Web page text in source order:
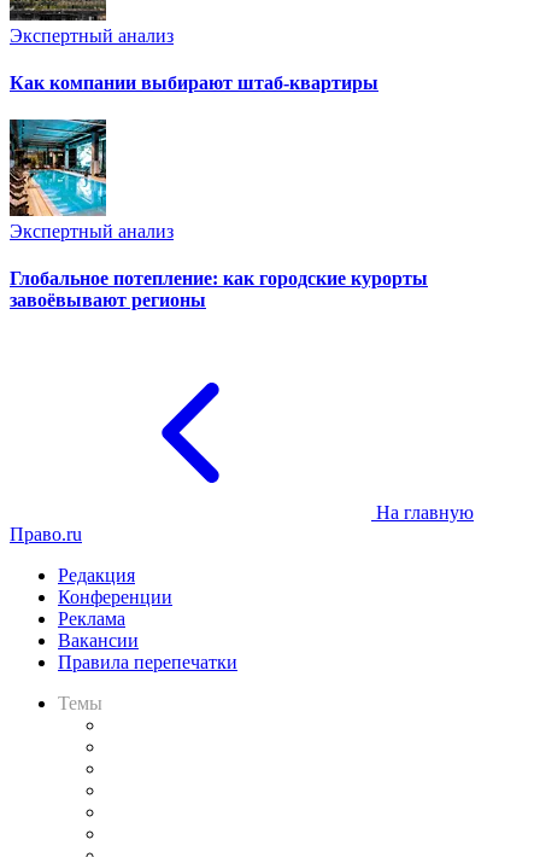
Экспертный анализ
Как компании выбирают штаб-квартиры
Экспертный анализ
Глобальное потепление: как городские курорты
завоёвывают регионы
На главную
Право.ru
Редакция
Конференции
Реклама
Вакансии
Правила перепечатки
Темы